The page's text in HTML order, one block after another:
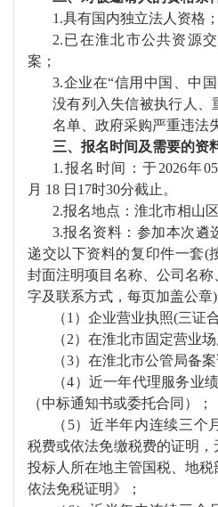
1.具有国内独立法人资格；
2.已在淮北市公共资源
案；
3.企业在“信用中国、中
没有列入失信被执行人、
名单、政府采购严重违法
三、报名时间及需要的资
1.报名时间：于2026年05
月 18 日 17时30分截止。
2.报名地点 ： 淮北市相山
3.报名资料 ： 参加本次遴
递交 以下资料的复印件一套(
封面注明项目名称、公司名
字及联系方式，每页加盖公章)
（1 ） 企业营业执照(三证
（2） 在淮北市固定营业场
（3）在淮北市公管局备案
（4）近一年代理服务业
（中标通知书或委托合同）；
（ 5）近半年内连续三个
税费或依法免缴税费的证明
投标人所在地主管国税、地
依法免税证明》；